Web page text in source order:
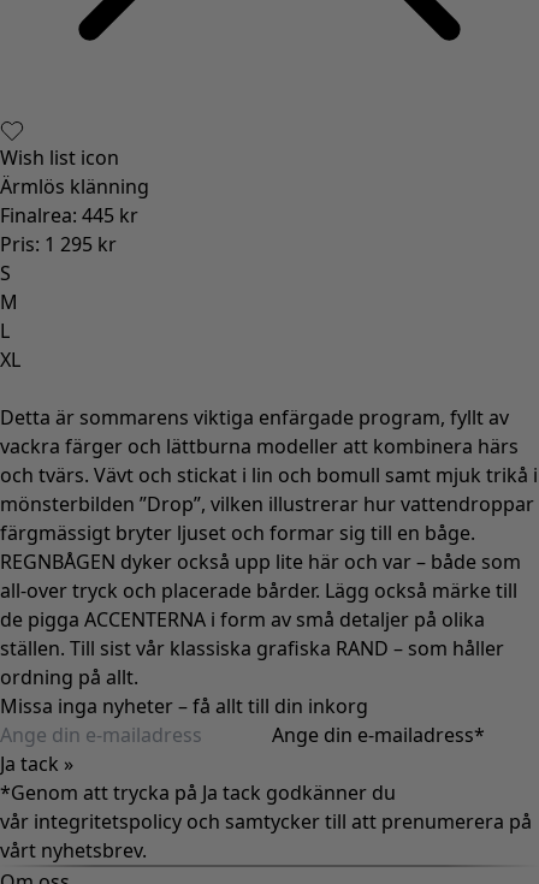
Wish list icon
Ärmlös klänning
Finalrea: 445 kr
Pris: 1 295 kr
S
M
L
XL
Detta är sommarens viktiga enfärgade program, fyllt av
vackra färger och lättburna modeller att kombinera härs
och tvärs. Vävt och stickat i lin och bomull samt mjuk trikå i
mönsterbilden ”Drop”, vilken illustrerar hur vattendroppar
färgmässigt bryter ljuset och formar sig till en båge.
REGNBÅGEN dyker också upp lite här och var – både som
all-over tryck och placerade bårder. Lägg också märke till
de pigga ACCENTERNA i form av små detaljer på olika
ställen. Till sist vår klassiska grafiska RAND – som håller
ordning på allt.
Missa inga nyheter – få allt till din inkorg
Ange din e-mailadress*
Ja tack »
*Genom att trycka på Ja tack godkänner du
vår integritetspolicy och samtycker till att prenumerera på
vårt nyhetsbrev.